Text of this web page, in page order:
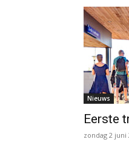
Nieuws
Eerste
zondag 2 juni